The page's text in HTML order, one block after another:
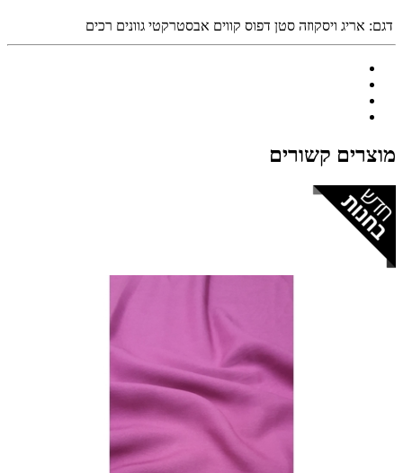
דגם: אריג ויסקוזה סטן דפוס קווים אבסטרקטי גוונים רכים
מוצרים קשורים